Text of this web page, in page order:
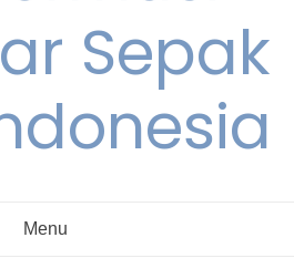
Sepak
Menu